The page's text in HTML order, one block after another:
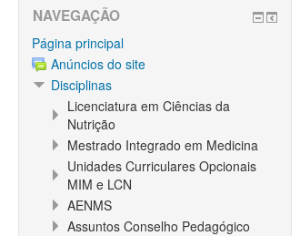
NAVEGAÇÃO
Página principal
Anúncios do site
Disciplinas
Licenciatura em Ciências da
Nutrição
Mestrado Integrado em Medicina
Unidades Curriculares Opcionais
MIM e LCN
AENMS
Assuntos Conselho Pedagógico